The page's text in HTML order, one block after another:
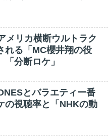
メリカ横断ウルトラク
れる「MC櫻井翔の役
分断ロケ」
とバラエティー番
の視聴率と「NHKの動